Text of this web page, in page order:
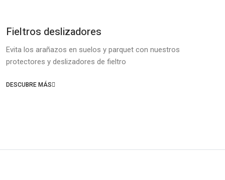
Fieltros deslizadores
Evita los arañazos en suelos y parquet con nuestros
protectores y deslizadores de fieltro
DESCUBRE MÁS